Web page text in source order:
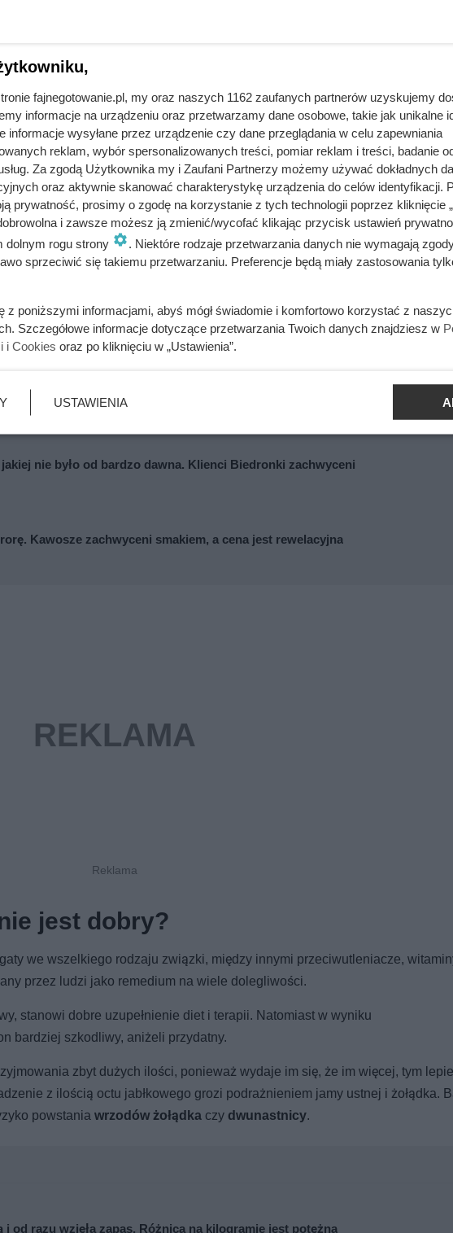
Od strony dietetycznej to jeden z najgorszych obiadów
Klienci Dino biorą po dwa opakowania
działanie hipoglikemiczne. Z tego względu może być z powodzeniem
poziomem glukozy we krwi.
parametry "złego" tłuszczu, zmniejszając poziom cholesterolu oraz
w profilaktyce chorób serca czy zakrzepów i udarów mózgu.
które wpływają pozytywnie na jelita. Poza tym wspiera on odporność,
wspiera pracę jelit.
nie było od bardzo dawna. Klienci Biedronki zachwyceni
Kawosze zachwyceni smakiem, a cena jest rewelacyjna
jest dobry?
we wszelkiego rodzaju związki, między innymi przeciwutleniacze,
przez ludzi jako remedium na wiele dolegliwości.
stanowi dobre uzupełnienie diet i terapii. Natomiast w wyniku
bardziej szkodliwy, aniżeli przydatny.
zbyt dużych ilości, ponieważ wydaje im się, że im więcej, tym
z ilością octu jabłkowego grozi podrażnieniem jamy ustnej i żołądka.
powstania wrzodów żołądka czy dwunastnicy.
i od razu wzięła zapas. Różnica na kilogramie jest potężna
fajnegotowanie.pl, my oraz naszych 1162 zaufanych partnerów uzyskujemy
informacje na urządzeniu oraz przetwarzamy dane osobowe, takie jak unikalne
informacje wysyłane przez urządzenie czy dane przeglądania w celu zapewniania
reklam, wybór spersonalizowanych treści, pomiar reklam i treści, badanie
Za zgodą Użytkownika my i Zaufani Partnerzy możemy używać dokładnych
oraz aktywnie skanować charakterystykę urządzenia do celów identyfikacji.
prywatność, prosimy o zgodę na korzystanie z tych technologii poprzez kliknięcie
i zawsze możesz ją zmienić/wycofać klikając przycisk ustawień
dolnym rogu strony
. Niektóre rodzaje przetwarzania danych nie wymagają
sprzeciwić się takiemu przetwarzaniu. Preferencje będą miały zastosowania
z poniższymi informacjami, abyś mógł świadomie i komfortowo korzystać z
Szczegółowe informacje dotyczące przetwarzania Twoich danych znajdziesz w
i Cookies oraz po kliknięciu w „Ustawienia”.
USTAWIENIA